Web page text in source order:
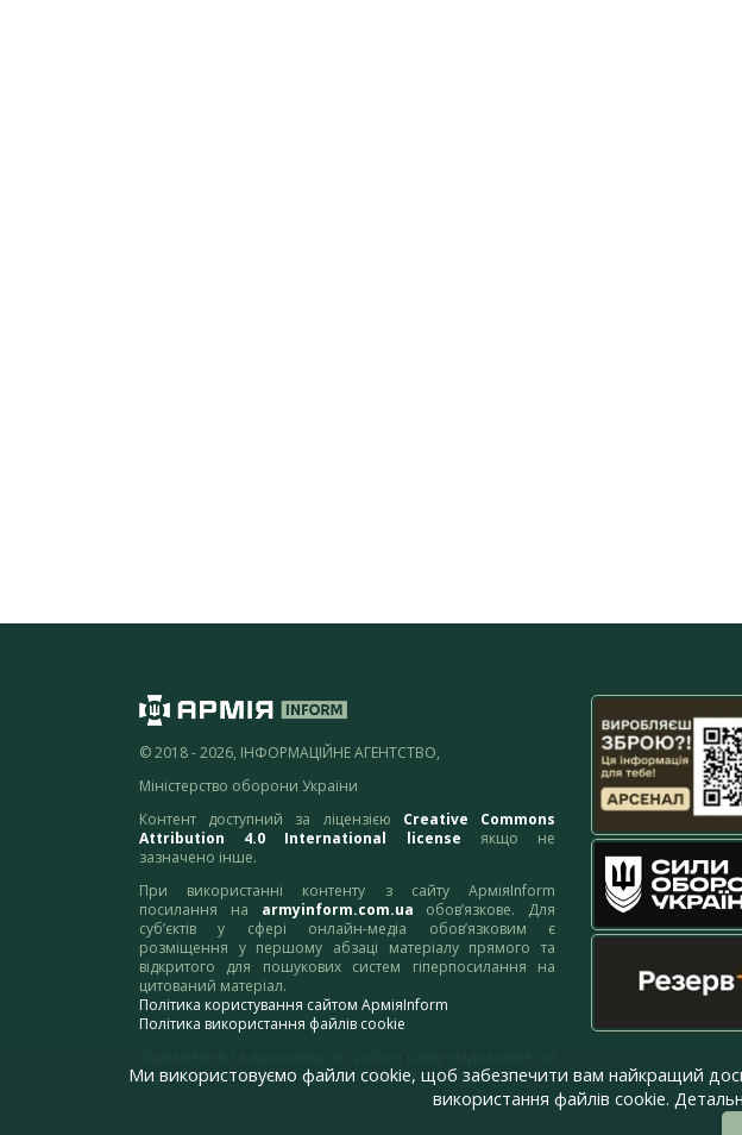
© 2018 - 2026, ІНФОРМАЦІЙНЕ АГЕНТСТВО,
Міністерство оборони України
Контент доступний за ліцензією Creative Commons
Attribution 4.0 International license якщо не
зазначено інше.
При використанні контенту з сайту АрміяInform
посилання на armyinform.com.ua обов’язкове. Для
суб’єктів у сфері онлайн-медіа обов’язковим є
розміщення у першому абзаці матеріалу прямого та
відкритого для пошукових систем гіперпосилання на
цитований матеріал.
Політика користування сайтом АрміяInform
Політика використання файлів cookie
адресу:webmaster@armyinform.com.ua
Ми використовуємо файли cookie, щоб забезпечити вам найкращий
використання файлів cookie.